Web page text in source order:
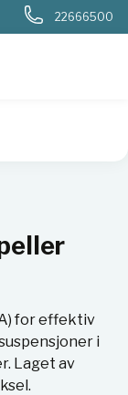
22666500
for effektiv
i
Laget av